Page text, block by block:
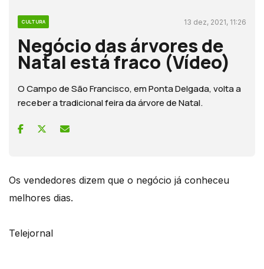
CULTURA 13 dez, 2021, 11:26
Negócio das árvores de
Natal está fraco (Vídeo)
O Campo de São Francisco, em Ponta Delgada, volta a
receber a tradicional feira da árvore de Natal.
Os vendedores dizem que o negócio já conheceu
melhores dias.
Telejornal